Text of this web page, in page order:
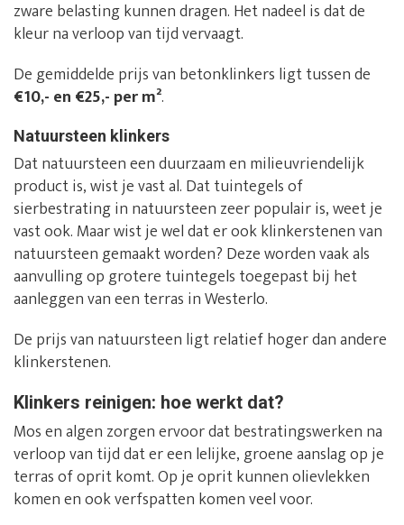
zware belasting kunnen dragen. Het nadeel is dat de
kleur na verloop van tijd vervaagt.
De gemiddelde prijs van betonklinkers ligt tussen de
€10,- en €25,- per m².
Natuursteen klinkers
Dat natuursteen een duurzaam en milieuvriendelijk
product is, wist je vast al. Dat tuintegels of
sierbestrating in natuursteen zeer populair is, weet je
vast ook. Maar wist je wel dat er ook klinkerstenen van
natuursteen gemaakt worden? Deze worden vaak als
aanvulling op grotere tuintegels toegepast bij het
aanleggen van een terras in Westerlo.
De prijs van natuursteen ligt relatief hoger dan andere
klinkerstenen.
Klinkers reinigen: hoe werkt dat?
Mos en algen zorgen ervoor dat bestratingswerken na
verloop van tijd dat er een lelijke, groene aanslag op je
terras of oprit komt. Op je oprit kunnen olievlekken
komen en ook verfspatten komen veel voor.